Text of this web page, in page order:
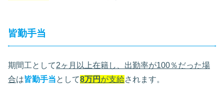
皆勤手当
期間工として2ヶ月以上在籍し、出勤率が100％だった場
合は皆勤手当として8万円 が支給されます。